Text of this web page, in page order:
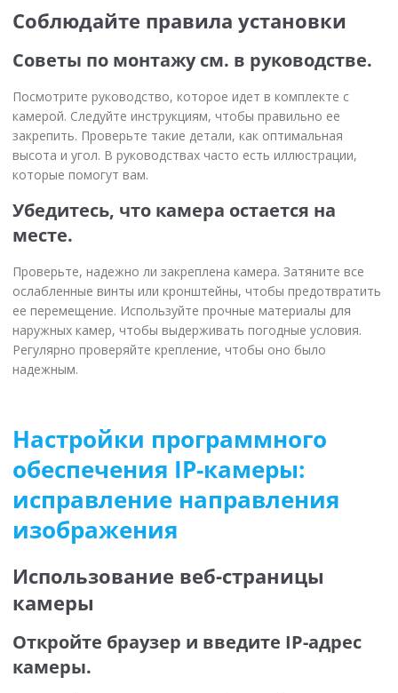
Соблюдайте правила установки
Советы по монтажу см. в руководстве.
Посмотрите руководство, которое идет в комплекте с
камерой. Следуйте инструкциям, чтобы правильно ее
закрепить. Проверьте такие детали, как оптимальная
высота и угол. В руководствах часто есть иллюстрации,
которые помогут вам.
Убедитесь, что камера остается на
месте.
Проверьте, надежно ли закреплена камера. Затяните все
ослабленные винты или кронштейны, чтобы предотвратить
ее перемещение. Используйте прочные материалы для
наружных камер, чтобы выдерживать погодные условия.
Регулярно проверяйте крепление, чтобы оно было
надежным.
Настройки программного
обеспечения IP-камеры:
исправление направления
изображения
Использование веб-страницы
камеры
Откройте браузер и введите IP-адрес
камеры.